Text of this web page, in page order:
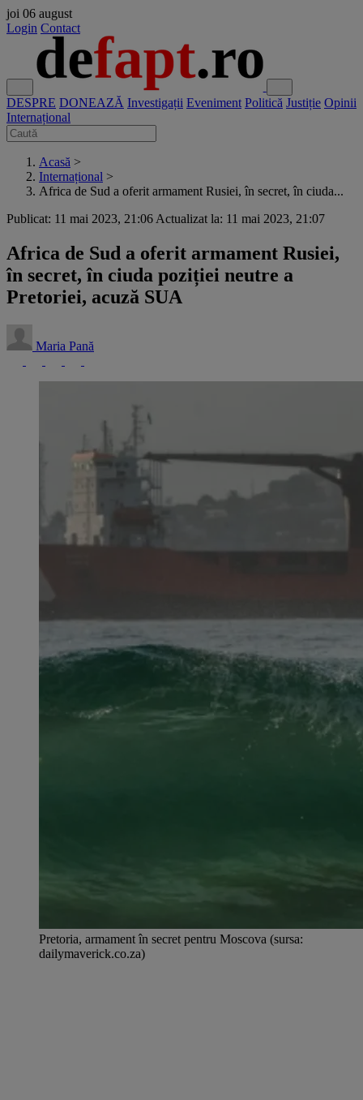
joi 06 august
Login Contact
DESPRE DONEAZĂ Investigații Eveniment Politică Justiție Opinii
Internațional
Acasă >
Internațional >
Africa de Sud a oferit armament Rusiei, în secret, în ciuda...
Publicat: 11 mai 2023, 21:06 Actualizat la: 11 mai 2023, 21:07
Africa de Sud a oferit armament Rusiei,
în secret, în ciuda poziției neutre a
Pretoriei, acuză SUA
Maria Pană
Pretoria, armament în secret pentru Moscova (sursa:
dailymaverick.co.za)